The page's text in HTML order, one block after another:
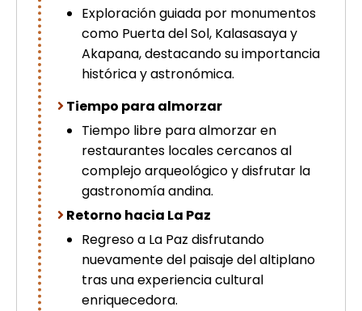
Exploración guiada por monumentos
como Puerta del Sol, Kalasasaya y
Akapana, destacando su importancia
histórica y astronómica.
Tiempo para almorzar
Tiempo libre para almorzar en
restaurantes locales cercanos al
complejo arqueológico y disfrutar la
gastronomía andina.
Retorno hacia La Paz
Regreso a La Paz disfrutando
nuevamente del paisaje del altiplano
tras una experiencia cultural
enriquecedora.